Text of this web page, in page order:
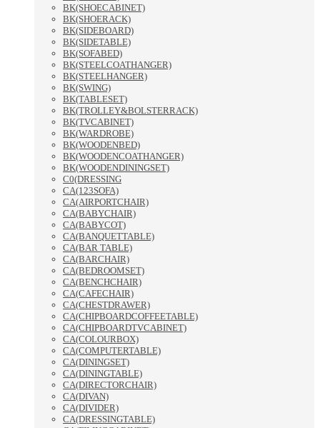
BK(SHOECABINET)
BK(SHOERACK)
BK(SIDEBOARD)
BK(SIDETABLE)
BK(SOFABED)
BK(STEELCOATHANGER)
BK(STEELHANGER)
BK(SWING)
BK(TABLESET)
BK(TROLLEY&BOLSTERRACK)
BK(TVCABINET)
BK(WARDROBE)
BK(WOODENBED)
BK(WOODENCOATHANGER)
BK(WOODENDININGSET)
C0(DRESSING
CA(123SOFA)
CA(AIRPORTCHAIR)
CA(BABYCHAIR)
CA(BABYCOT)
CA(BANQUETTABLE)
CA(BAR TABLE)
CA(BARCHAIR)
CA(BEDROOMSET)
CA(BENCHCHAIR)
CA(CAFECHAIR)
CA(CHESTDRAWER)
CA(CHIPBOARDCOFFEETABLE)
CA(CHIPBOARDTVCABINET)
CA(COLOURBOX)
CA(COMPUTERTABLE)
CA(DININGSET)
CA(DININGTABLE)
CA(DIRECTORCHAIR)
CA(DIVAN)
CA(DIVIDER)
CA(DRESSINGTABLE)